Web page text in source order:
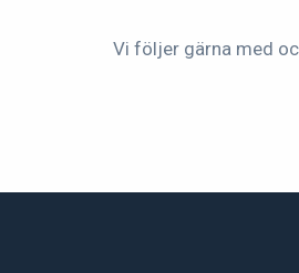
Vi följer gärna med